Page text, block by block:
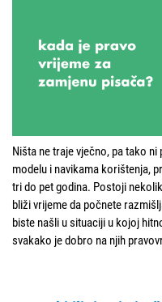
Ništa ne traje vječno, pa tako
modelu i navikama korištenja,
tri do pet godina. Postoji
bliži vrijeme da počnete
biste našli u situaciji u kojoj
svakako je dobro na njih